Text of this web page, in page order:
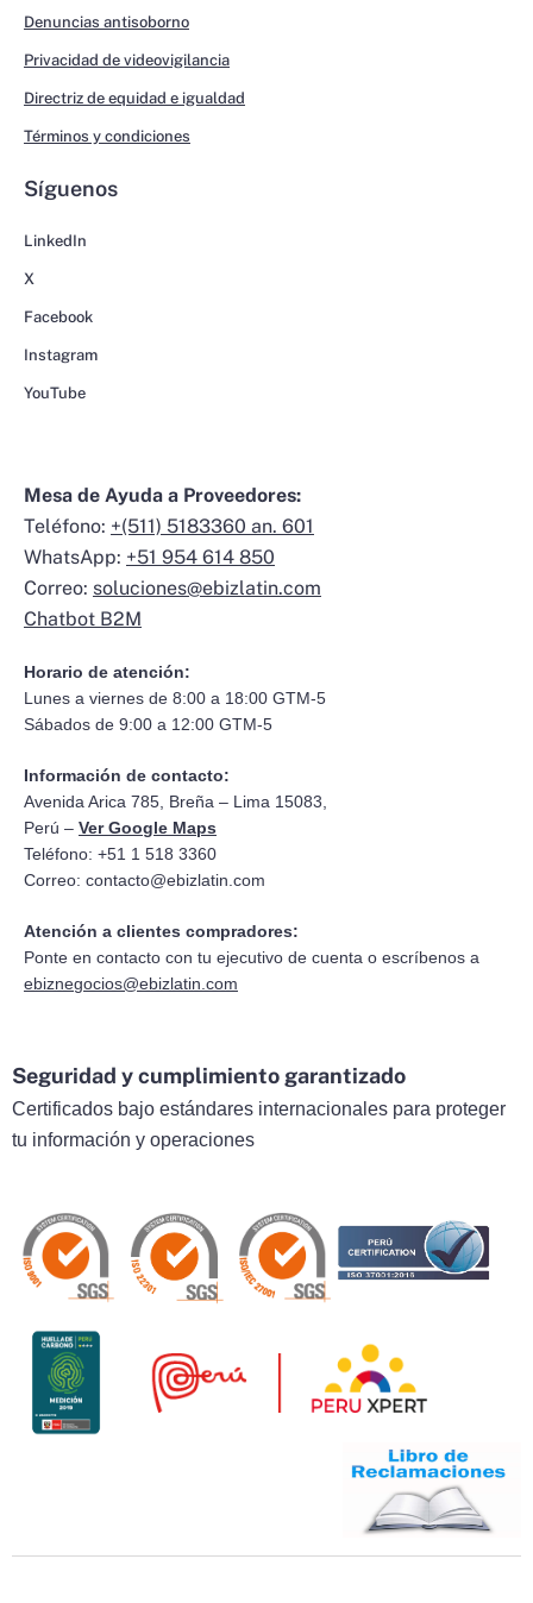
Denuncias antisoborno
Privacidad de videovigilancia
Directriz de equidad e igualdad
Términos y condiciones
Síguenos
LinkedIn
X
Facebook
Instagram
YouTube
Mesa de Ayuda a Proveedores:
Teléfono: +(511) 5183360 an. 601
WhatsApp: +51 954 614 850
Correo: soluciones@ebizlatin.com
Chatbot B2M
Horario de atención:
Lunes a viernes de 8:00 a 18:00 GTM-5
Sábados de 9:00 a 12:00 GTM-5
Información de contacto:
Avenida Arica 785, Breña – Lima 15083,
Perú – Ver Google Maps
Teléfono: +51 1 518 3360
Correo: contacto@ebizlatin.com
Atención a clientes compradores:
Ponte en contacto con tu ejecutivo de cuenta o escríbenos a
ebiznegocios@ebizlatin.com
Seguridad y cumplimiento garantizado
Certificados bajo estándares internacionales para proteger
tu información y operaciones